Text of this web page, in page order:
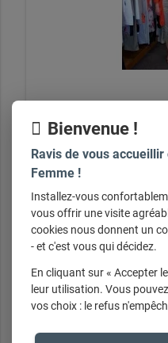
Non
+ d'infos
Bienvenue !
Ravis de vous accueillir
Femme !
Installez-vous
vous offrir une visite
cookies nous donnent un
- et c'est vous qui décidez.
En cliquant sur « Accepter
leur utilisation. Vous
vos choix : le refus